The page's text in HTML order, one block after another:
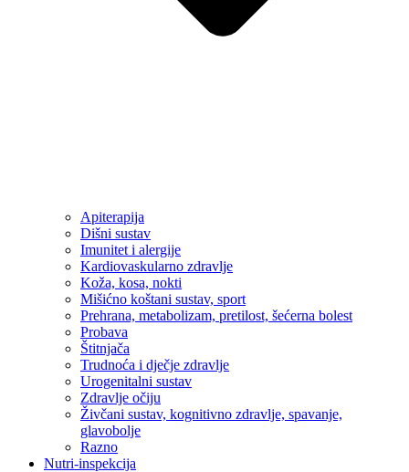
Apiterapija
Dišni sustav
Imunitet i alergije
Kardiovaskularno zdravlje
Koža, kosa, nokti
Mišićno koštani sustav, sport
Prehrana, metabolizam, pretilost, šećerna bolest
Probava
Štitnjača
Trudnoća i dječje zdravlje
Urogenitalni sustav
Zdravlje očiju
Živčani sustav, kognitivno zdravlje, spavanje,
glavobolje
Razno
Nutri-inspekcija